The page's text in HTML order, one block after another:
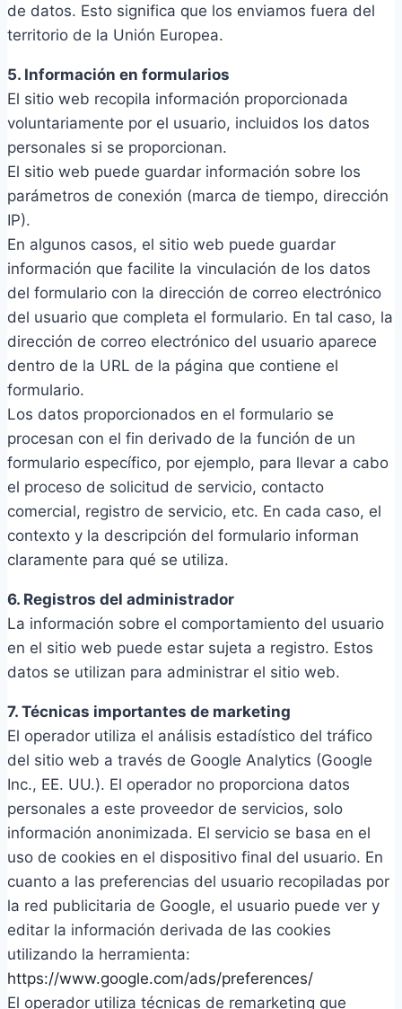
de datos. Esto significa que los enviamos fuera del
territorio de la Unión Europea.
5. Información en formularios
El sitio web recopila información proporcionada
voluntariamente por el usuario, incluidos los datos
personales si se proporcionan.
El sitio web puede guardar información sobre los
parámetros de conexión (marca de tiempo, dirección
IP).
En algunos casos, el sitio web puede guardar
información que facilite la vinculación de los datos
del formulario con la dirección de correo electrónico
del usuario que completa el formulario. En tal caso, la
dirección de correo electrónico del usuario aparece
dentro de la URL de la página que contiene el
formulario.
Los datos proporcionados en el formulario se
procesan con el fin derivado de la función de un
formulario específico, por ejemplo, para llevar a cabo
el proceso de solicitud de servicio, contacto
comercial, registro de servicio, etc. En cada caso, el
contexto y la descripción del formulario informan
claramente para qué se utiliza.
6. Registros del administrador
La información sobre el comportamiento del usuario
en el sitio web puede estar sujeta a registro. Estos
datos se utilizan para administrar el sitio web.
7. Técnicas importantes de marketing
El operador utiliza el análisis estadístico del tráfico
del sitio web a través de Google Analytics (Google
Inc., EE. UU.). El operador no proporciona datos
personales a este proveedor de servicios, solo
información anonimizada. El servicio se basa en el
uso de cookies en el dispositivo final del usuario. En
cuanto a las preferencias del usuario recopiladas por
la red publicitaria de Google, el usuario puede ver y
editar la información derivada de las cookies
utilizando la herramienta:
https://www.google.com/ads/preferences/
El operador utiliza técnicas de remarketing que